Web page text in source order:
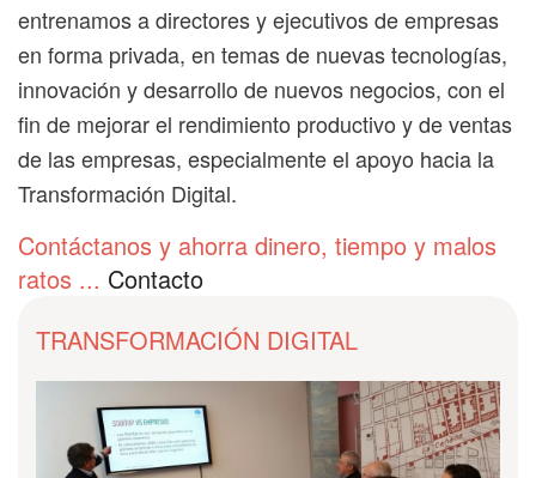
entrenamos a directores y ejecutivos de empresas
en forma privada, en temas de nuevas tecnologías,
innovación y desarrollo de nuevos negocios, con el
fin de mejorar el rendimiento productivo y de ventas
de las empresas, especialmente el apoyo hacia la
Transformación Digital.
Contáctanos y ahorra dinero, tiempo y malos
ratos ... Contacto
TRANSFORMACIÓN DIGITAL